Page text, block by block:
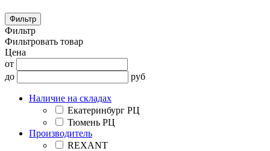
Фильтр
Фильтр
Фильтровать товар
Цена
от
до
руб
Наличие на складах
Екатеринбург РЦ
Тюмень РЦ
Производитель
REXANT